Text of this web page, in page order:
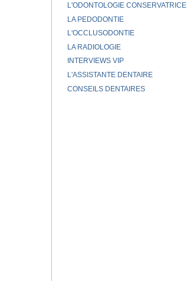
L'ODONTOLOGIE CONSERVATRICE
LA PEDODONTIE
L'OCCLUSODONTIE
LA RADIOLOGIE
INTERVIEWS VIP
L'ASSISTANTE DENTAIRE
CONSEILS DENTAIRES